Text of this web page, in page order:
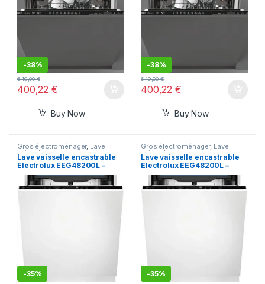
-38%
400,22€
649,00€
Buy Now
-38%
400,22€
649,00€
Buy Now
Gros électroménager, Lave
vaisselle
Lave vaisselle encastrable
Electrolux EEG48200L –
Lave vaisselle tout
integrable 60 cm
-35%
Gros électroménager, Lave
vaisselle
Lave vaisselle encastrable
Electrolux EEG48200L –
Lave vaisselle tout
integrable 60 cm
-35%